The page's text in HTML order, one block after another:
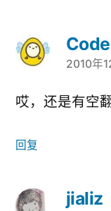
说：
2010年
哎，还是有空
回复
jializ